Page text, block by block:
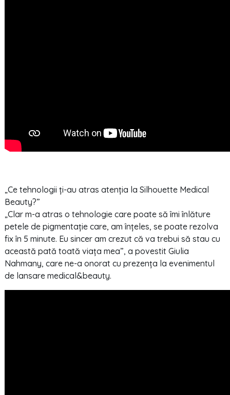
„Ce tehnologii ți-au atras atenția la Silhouette Medical
Beauty?”
„Clar m-a atras o tehnologie care poate să îmi înlăture
petele de pigmentație care, am înțeles, se poate rezolva
fix în 5 minute. Eu sincer am crezut că va trebui să stau cu
această pată toată viața mea”, a povestit Giulia
Nahmany, care ne-a onorat cu prezența la evenimentul
de lansare medical&beauty.